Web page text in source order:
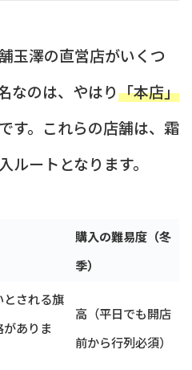
玉澤の直営店がいくつ
なのは、やはり「本店」
す。これらの店舗は、霜
ルートとなります。
購入の難易度（冬
季）
される旗
ありま
高（平日でも開店
前から行列必須）